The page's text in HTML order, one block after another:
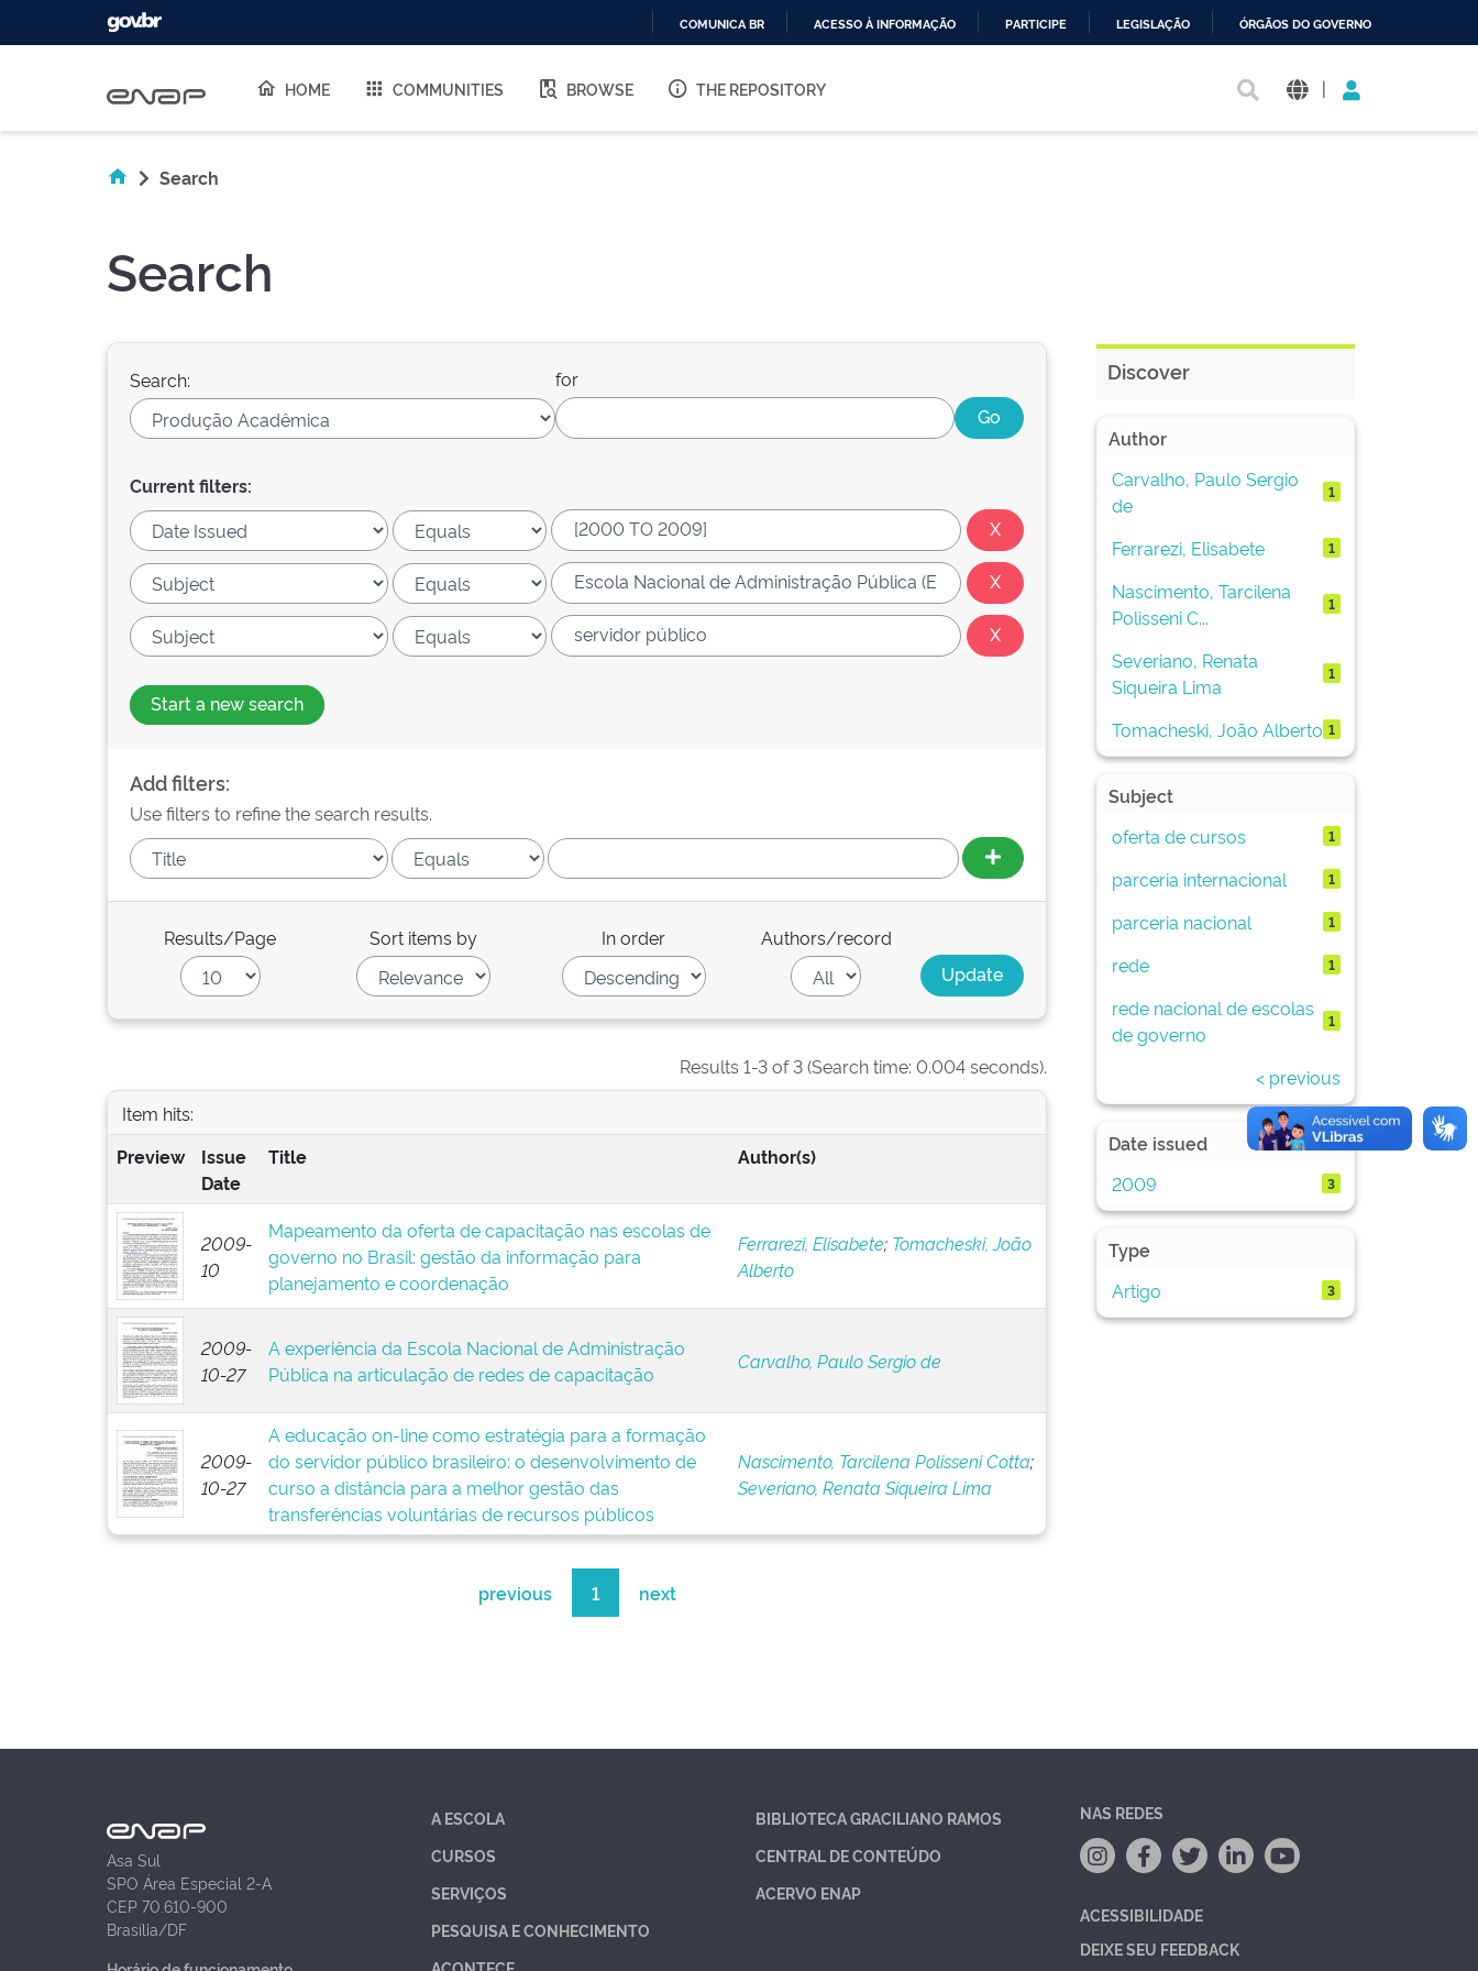
O
COMUNICA BR ACESSO À INFORMAÇÃO PARTICIPE LEGISLAÇÃO ÓRGÃOS DO GOVERNO
HOME COMMUNITIES BROWSE THE REPOSITORY |
Search
Search
Search: for
Current filters:
Start a new search
Add filters:
Use filters to refine the search results.
Results/Page Sort items by In order Authors/record
Results 1-3 of 3 (Search time: 0.004 seconds).
Item hits:
Preview
Issue
Date
Title Author(s)
2009-
10
Mapeamento da oferta de capacitação nas escolas de
governo no Brasil: gestão da informação para
planejamento e coordenação
Ferrarezi, Elisabete; Tomacheski, João
Alberto
2009-
10-27
A experiência da Escola Nacional de Administração
Pública na articulação de redes de capacitação
Carvalho, Paulo Sergio de
2009-
10-27
A educação on-line como estratégia para a formação
do servidor público brasileiro: o desenvolvimento de
curso a distância para a melhor gestão das
transferências voluntárias de recursos públicos
Nascimento, Tarcilena Polisseni Cotta;
Severiano, Renata Siqueira Lima
previous 1 next
Discover
Author
Carvalho, Paulo Sergio
de
1
Ferrarezi, Elisabete 1
Nascimento, Tarcilena
Polisseni C...
1
Severiano, Renata
Siqueira Lima
1
Tomacheski, João Alberto 1
Subject
oferta de cursos
1
parceria internacional 1
parceria nacional 1
rede 1
rede nacional de escolas
de governo
1
< previous
Date issued
2009
3
Type
Artigo
3
Asa Sul
SPO Área Especial 2-A
CEP 70.610-900
Brasília/DF
A ESCOLA
CURSOS
SERVIÇOS
PESQUISA E CONHECIMENTO
BIBLIOTECA GRACILIANO RAMOS
CENTRAL DE CONTEÚDO
ACERVO ENAP
NAS REDES
ACESSIBILIDADE
DEIXE SEU FEEDBACK